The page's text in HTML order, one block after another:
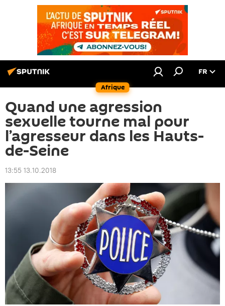
Afrique
FR
Quand une agression
sexuelle tourne mal pour
l’agresseur dans les Hauts-
de-Seine
13:55 13.10.2018